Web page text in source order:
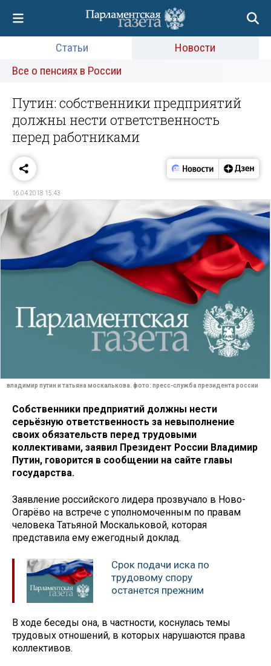
Статьи
Новости
Все о пенсиях в России
Путин: собственники предприятий
должны нести ответственность
перед работниками
16.04.2018 15:43
владимир путин и татьяна москалькова. фото: пресс-служба президента россии
Собственники предприятий должны нести
серьёзную ответственность за невыполнение
своих обязательств перед трудовыми
коллективами, заявил Президент России Владимир
Путин, говорится в сообщении на сайте главы
государства.
Заявление российского лидера прозвучало в Ново-
Огарёво на встрече с уполномоченным по правам
человека Татьяной Москальковой, которая
представила ему ежегодный доклад.
Срок подачи иска по
трудовому спору
останется прежним
В ходе беседы она, в частности, коснулась темы
трудовых отношений, в которых нарушаются права
коллективов.